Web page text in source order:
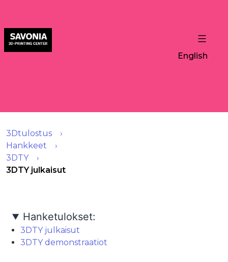
English
3Dtulostus
Hankkeet
3DTY
3DTY julkaisut
Hanketulokset:
3DTY julkaisut
3DTY demonstraatiot